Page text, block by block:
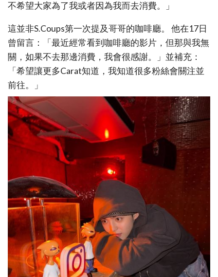
不希望大家為了我或者因為我而去消費。」
這並非S.Coups第一次提及哥哥的咖啡廳。 他在17日
曾留言：「最近經常看到咖啡廳的影片，但那與我無
關，如果不去那邊消費，我會很感謝。」並補充：
「希望讓更多Carat知道，我知道很多粉絲會關注並
前往。」